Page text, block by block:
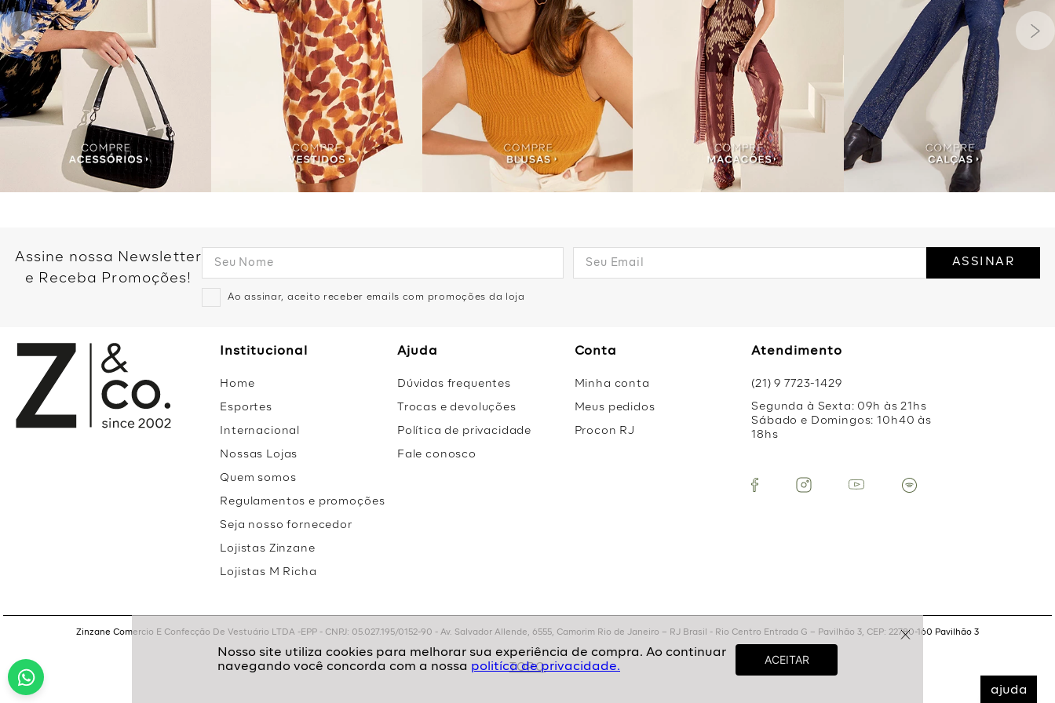
ajuda
politíca de privacidade.
Assine nossa Newsletter
e Receba Promoções!
Ao assinar, aceito receber emails com promoções da loja
ASSINAR
Institucional
Home
Esportes
Internacional
Nossas Lojas
Quem somos
Regulamentos e promoções
Seja nosso fornecedor
Lojistas Zinzane
Lojistas M Richa
Ajuda
Dúvidas frequentes
Trocas e devoluções
Política de privacidade
Fale conosco
Conta
Minha conta
Meus pedidos
Procon RJ
Atendimento
(21) 9 7723-1429
Segunda à Sexta: 09h às 21hs
Sábado e Domingos: 10h40 às
18hs
Zinzane Comercio E Confecção De Vestuário LTDA -EPP - CNPJ: 05.027.195/0152-90 - Av. Salvador Allende, 6555, Camorim Rio de Janeiro – RJ Brasil - Rio Centro Entrada G – Pavilhão 3, CEP: 22780-160 Pavilhão 3
TOPO